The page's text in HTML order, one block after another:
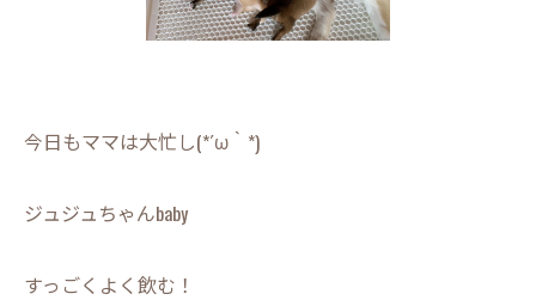
今日もママは大忙し(*´ω｀*)
ジュジュちゃんbaby
すっごくよく飲む！